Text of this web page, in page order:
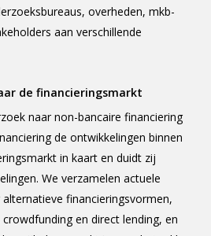
overheden, mkb-
aan verschillende
de financieringsmarkt
naar non-bancaire financiering
de ontwikkelingen binnen
in kaart en duidt zij
We verzamelen actuele
financieringsvormen,
en direct lending, en